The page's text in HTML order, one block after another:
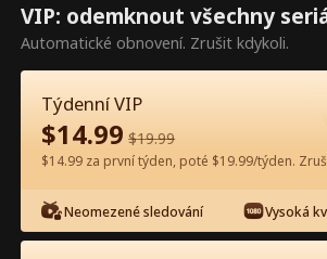
Toto jsou placené
Odemkněte pro
60Odemknout
Sledujte zdarma v
VIP: odemknout všechny
Automatické obnovení. Zrušit kdykoli.
Týdenní VIP
$14.99 $19.99
$14.99 za první týden, poté $19.99/týden.
Neomezené sledování Vysoká